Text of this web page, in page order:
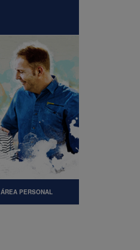
ÁREA PERSONAL